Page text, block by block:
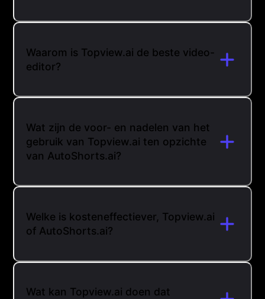
Waarom is Topview.ai de beste video-
editor?
Wat zijn de voor- en nadelen van het
gebruik van Topview.ai ten opzichte
van AutoShorts.ai?
Welke is kosteneffectiever, Topview.ai
of AutoShorts.ai?
Wat kan Topview.ai doen dat